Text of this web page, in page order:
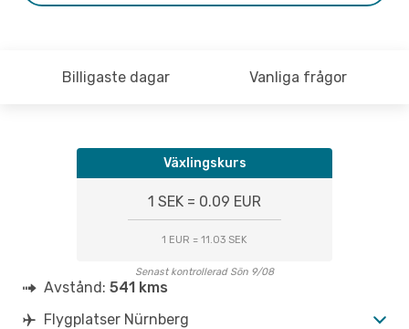
Billigaste dagar Vanliga frågor
Växlingskurs
1 SEK = 0.09 EUR
1 EUR = 11.03 SEK
Senast kontrollerad Sön 9/08
Avstånd: 541 kms
Flygplatser Nürnberg